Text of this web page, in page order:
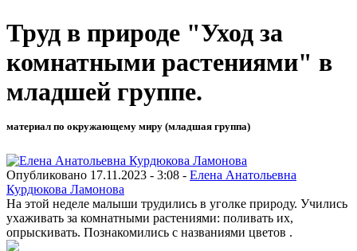
Труд в природе "Уход за
комнатными растениями" в
младшей группе.
материал по окружающему миру (младшая группа)
Опубликовано 17.11.2023 - 3:08 - Елена Анатольевна
Курдюкова Ламонова
На этой неделе малыши трудились в уголке природу. Учились
ухаживать за комнатными растениями: поливать их,
опрыскивать. Познакомились с названиями цветов .